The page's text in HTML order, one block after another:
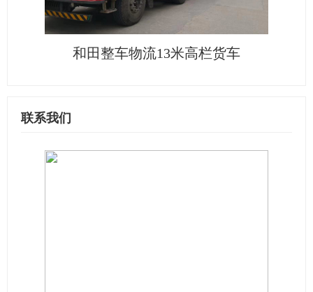
和田整车物流13米高栏货车
联系我们